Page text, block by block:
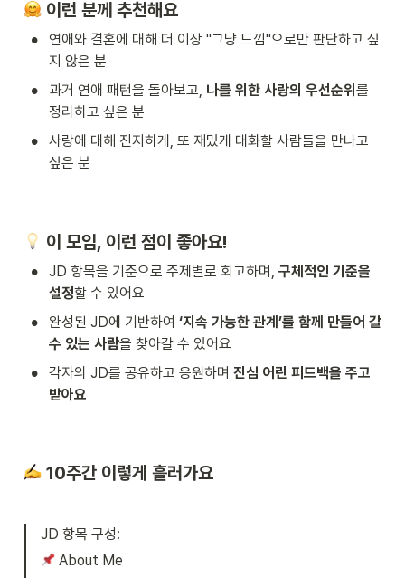
이런 분께 추천해요
•
연애와 결혼에 대해 더 이상 "그냥 느낌"으로만 판단하고 싶
지 않은 분
• 과거 연애 패턴을 돌아보고, 나를 위한 사랑의 우선순위 를
정리하고 싶은 분
•
사랑에 대해 진지하게, 또 재밌게 대화할 사람들을 만나고
싶은 분
이 모임, 이런 점이 좋아요!
• JD 항목을 기준으로 주제별로 회고하며, 구체적인 기준을
설정할 수 있어요
• 완성된 JD에 기반하여 ‘지속 가능한 관계’를 함께 만들어 갈
수 있는 사람을 찾아갈 수 있어요
• 각자의 JD를 공유하고 응원하며 진심 어린 피드백을 주고
받아요
10주간 이렇게 흘러가요
JD 항목 구성:
About Me